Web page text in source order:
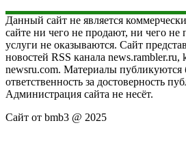
Данный сайт не является
сайте ни чего не продают, ни чего не
услуги не оказываются. Сайт
новостей RSS канала news.rambler.ru,
newsru.com. Материалы публикуются
ответственность за достоверность
Администрация сайта не несёт.
Сайт от bmb3 @ 2025